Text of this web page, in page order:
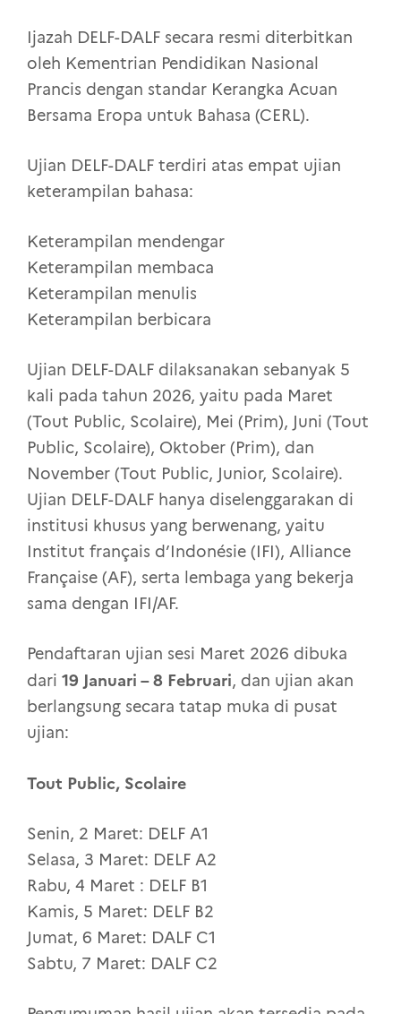
Ijazah DELF-DALF secara resmi diterbitkan
oleh Kementrian Pendidikan Nasional
Prancis dengan standar Kerangka Acuan
Bersama Eropa untuk Bahasa (CERL).
Ujian DELF-DALF terdiri atas empat ujian
keterampilan bahasa:
Keterampilan mendengar
Keterampilan membaca
Keterampilan menulis
Keterampilan berbicara
Ujian DELF-DALF dilaksanakan sebanyak 5
kali pada tahun 2026, yaitu pada Maret
(Tout Public, Scolaire), Mei (Prim), Juni (Tout
Public, Scolaire), Oktober (Prim), dan
November (Tout Public, Junior, Scolaire).
Ujian DELF-DALF hanya diselenggarakan di
institusi khusus yang berwenang, yaitu
Institut français d’Indonésie (IFI), Alliance
Française (AF), serta lembaga yang bekerja
sama dengan IFI/AF.
Pendaftaran ujian sesi Maret 2026 dibuka
dari 19 Januari – 8 Februari, dan ujian akan
berlangsung secara tatap muka di pusat
ujian:
Tout Public, Scolaire
Senin, 2 Maret: DELF A1
Selasa, 3 Maret: DELF A2
Rabu, 4 Maret : DELF B1
Kamis, 5 Maret: DELF B2
Jumat, 6 Maret: DALF C1
Sabtu, 7 Maret: DALF C2